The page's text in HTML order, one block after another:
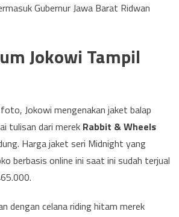
Gubernur Jawa Barat Ridwan
Jokowi Tampil
Jokowi mengenakan jaket balap
tulisan dari merek Rabbit & Wheels
Harga jaket seri Midnight yang
berbasis online ini saat ini sudah terjual
dengan celana riding hitam merek